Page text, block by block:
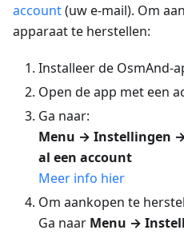
account(uw e-mail). Om
apparaat te herstellen:
Installeer de OsmAnd-
Open de app met een
Ga naar:
Menu → Instellingen
al een account
Meer info hier
Om aankopen te
Ga naar Menu →